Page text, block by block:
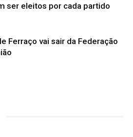
ser eleitos por cada partido
Ferraço vai sair da Federação